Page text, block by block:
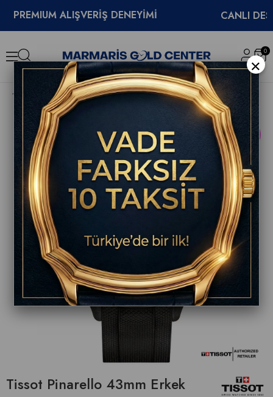
ALIŞVERİŞ DENEYİMİ CANLI DESTEK
0
Tissot Pinarello 43mm Erkek Saati T162.408.97.061.00
ÜRÜN
Tissot Pinarello 43mm Erkek
×